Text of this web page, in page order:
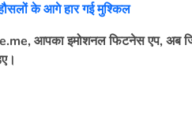
के आगे हार गई मुश्किल
आपका इमोशनल फिटनेस एप, अब